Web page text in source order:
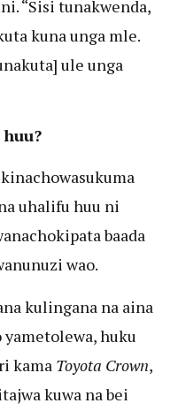
“Sisi tunakwenda,
kuna unga mle.
ule unga
uhalifu huu ni
baada
wao.
kulingana na aina
yametolewa, huku
kama Toyota Crown,
kuwa na bei